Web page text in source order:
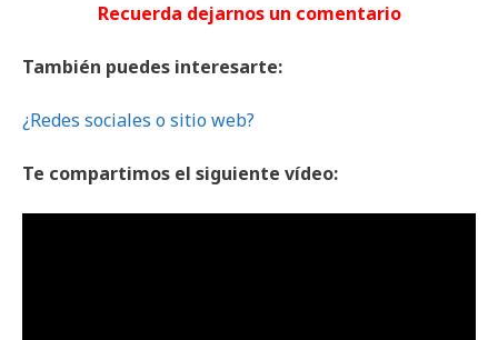
Recuerda dejarnos un comentario
También puedes interesarte:
¿Redes sociales o sitio web?
Te compartimos el siguiente vídeo: